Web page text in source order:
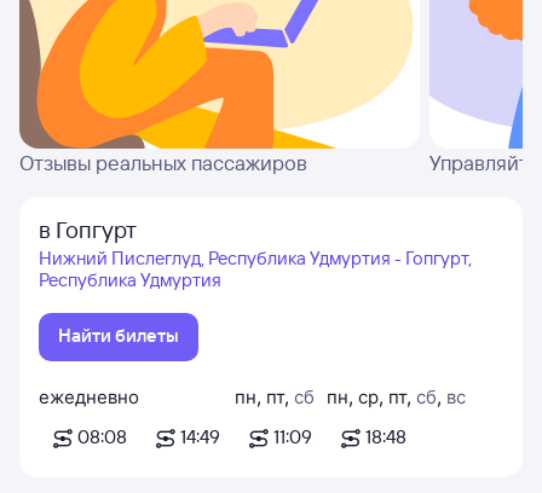
Отзывы реальных пассажиров
в Гопгурт
Нижний Пислеглуд, Республика Удмуртия - Гопгурт,
Республика Удмуртия
Найти билеты
ежедневно
08:08
14:49
пн, пт, сб
11:09
пн, ср, пт, сб, вс
18:48